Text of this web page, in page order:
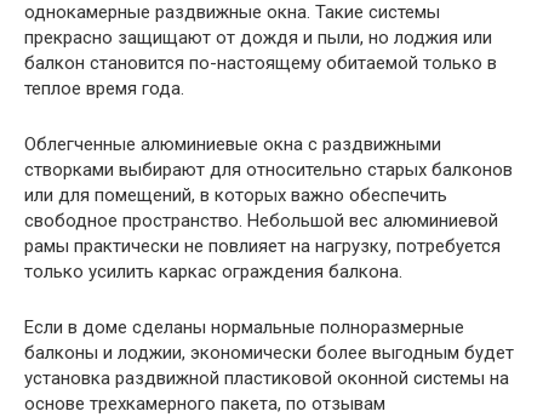
однокамерные раздвижные окна. Такие системы
прекрасно защищают от дождя и пыли, но лоджия или
балкон становится по-настоящему обитаемой только в
теплое время года.
Облегченные алюминиевые окна с раздвижными
створками выбирают для относительно старых балконов
или для помещений, в которых важно обеспечить
свободное пространство. Небольшой вес алюминиевой
рамы практически не повлияет на нагрузку, потребуется
только усилить каркас ограждения балкона.
Если в доме сделаны нормальные полноразмерные
балконы и лоджии, экономически более выгодным будет
установка раздвижной пластиковой оконной системы на
основе трехкамерного пакета, по отзывам